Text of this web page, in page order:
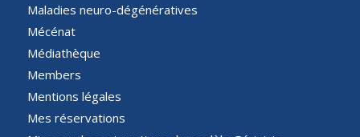
Maladies neuro-dégénératives
Mécénat
Médiathèque
Members
Mentions légales
Mes réservations